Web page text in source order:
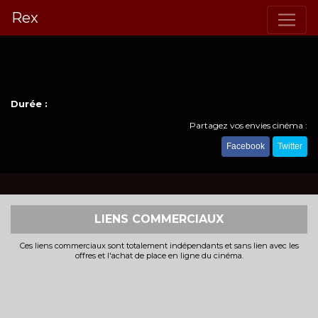
Rex
Durée :
Partagez vos envies cinéma :
Facebook Twitter
LIENS COMMERCIAUX
Ces liens commerciaux sont totalement indépendants et sans lien avec les
offres et l'achat de place en ligne du cinéma.